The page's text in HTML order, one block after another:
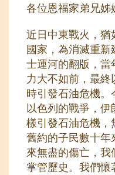
各位恩福家弟兄姊
近日中東戰火，猶
國家，為消滅重
士運河的翻版，當
力大不如前，最終
時引發石油危機
以色列的戰爭，
樣引發石油危機，
舊約的子民數十年
來無盡的傷亡，我
掌管歷史。我們懷